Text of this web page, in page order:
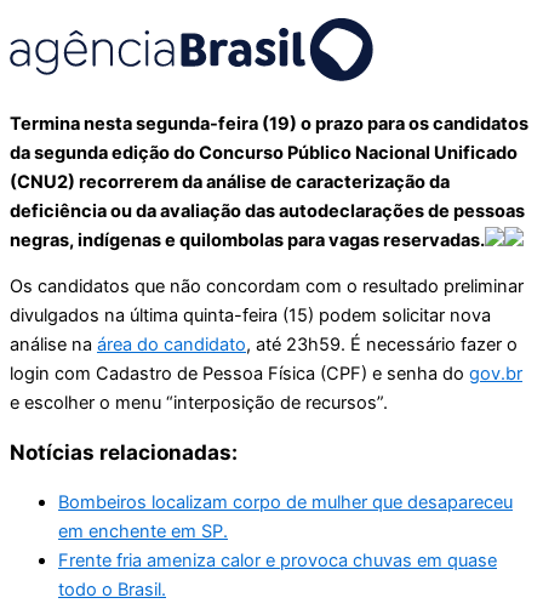
Termina nesta segunda-feira (19) o prazo para os candidatos
da segunda edição do Concurso Público Nacional Unificado
(CNU2) recorrerem da análise de caracterização da
deficiência ou da avaliação das autodeclarações de pessoas
negras, indígenas e quilombolas para vagas reservadas.
Os candidatos que não concordam com o resultado preliminar
divulgados na última quinta-feira (15) podem solicitar nova
análise na área do candidato, até 23h59. É necessário fazer o
login com Cadastro de Pessoa Física (CPF) e senha do gov.br
e escolher o menu “interposição de recursos”.
Notícias relacionadas:
Bombeiros localizam corpo de mulher que desapareceu
em enchente em SP.
Frente fria ameniza calor e provoca chuvas em quase
todo o Brasil.